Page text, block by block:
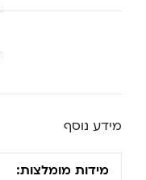
מידע נוסף
מידות מומלצות: